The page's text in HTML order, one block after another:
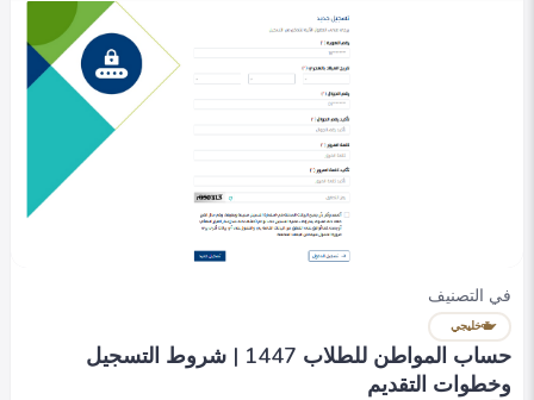
في التصنيف
خليجي
حساب المواطن للطلاب 1447 | شروط التسجيل
وخطوات التقديم